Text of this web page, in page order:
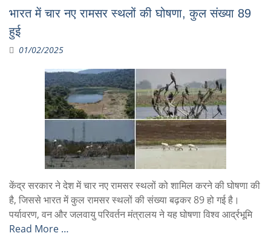
भारत में चार नए रामसर स्थलों की घोषणा, कुल संख्या 89
हुई
01/02/2025
केंद्र सरकार ने देश में चार नए रामसर स्थलों को शामिल करने की घोषणा की
है, जिससे भारत में कुल रामसर स्थलों की संख्या बढ़कर 89 हो गई है।
पर्यावरण, वन और जलवायु परिवर्तन मंत्रालय ने यह घोषणा विश्व आर्द्रभूमि
Read More …